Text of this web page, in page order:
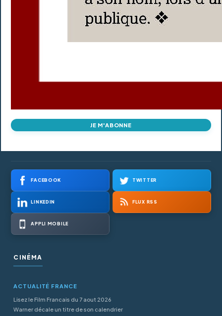
JE M'ABONNE
FACEBOOK TWITTER
LINKEDIN FLUX RSS
APPLI MOBILE
CINÉMA
ACTUALITÉ FRANCE
Lisez le Film Francais du 7 aout 2026
Warner décale un titre de son calendrier